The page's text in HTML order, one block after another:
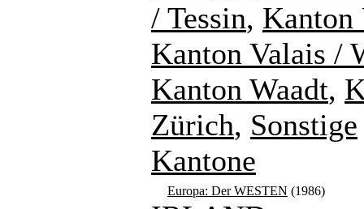
/ Tessin,
Kanton Valais /
Kanton Waadt,
Zürich, Sonstige
Kantone
Europa: Der WESTEN (1986)